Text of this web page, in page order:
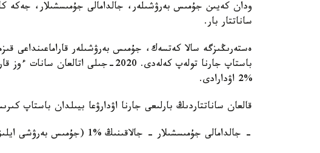
ودان كەيىن جۇمىس بەرۋشىلەر، جالدامالى جۇمىسشىلار، جەكە
ساناتتار بار.
باستاپ جارنا تولەپ كەلەدى. 2020-جىلى
%2 اۋدارادى.
قالعان ساناتتاردىڭ بارلىعى جارنا اۋدارۋعا بيىلدان باستاپ
- جالدامالى جۇمىسشىلار - جالاقىنىڭ %1 (جۇمىس بەرۋشى ايلىق جالاقىدان ۇستاپ، قورعاۋ اۋدارىپ وتىرادى)؛